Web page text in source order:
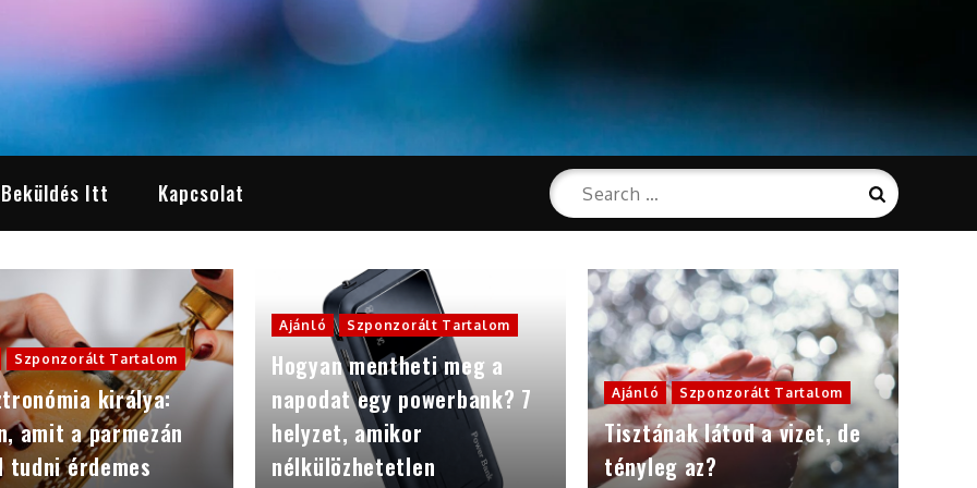
Itt Kapcsolat
Search
for:
Search
Szponzorált Tartalom
királya:
amit a parmezán
érdemes
Ajánló Szponzorált Tartalom
Hogyan mentheti meg a
napodat egy powerbank? 7
helyzet, amikor
nélkülözhetetlen
Ajánló Szponzorált Tartalom
Tisztának látod a vizet, de
tényleg az?